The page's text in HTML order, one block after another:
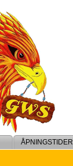
ÅPNINGSTIDER